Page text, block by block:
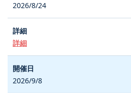
2026/8/24
詳細
2026/9/8